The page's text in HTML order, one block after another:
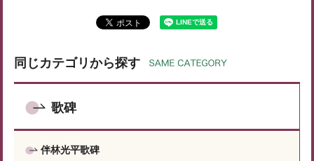
同じカテゴリから探す
歌碑
伴林光平歌碑